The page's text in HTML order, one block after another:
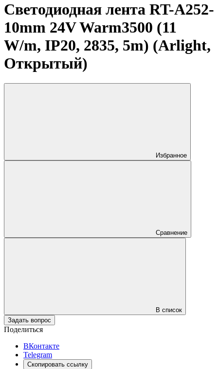
Светодиодная лента RT-A252-
10mm 24V Warm3500 (11
W/m, IP20, 2835, 5m) (Arlight,
Открытый)
Избранное
Сравнение
В список
Задать вопрос
Поделиться
ВКонтакте
Telegram
Скопировать ссылку